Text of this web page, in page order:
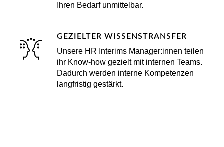
Ihren Bedarf unmittelbar.
GEZIELTER WISSENSTRANSFER
Unsere HR Interims Manager:innen teilen
ihr Know-how gezielt mit internen Teams.
Dadurch werden interne Kompetenzen
langfristig gestärkt.